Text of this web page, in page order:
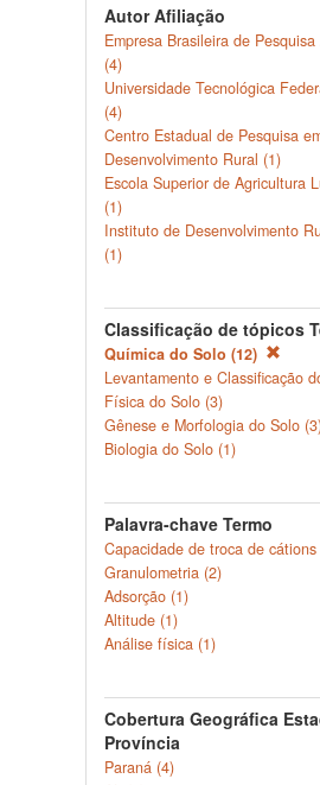
Autor Afiliação
Empresa Brasileira de
(4)
Universidade Tecnológica
(4)
Centro Estadual de Pesquisa
Desenvolvimento Rural (1)
Escola Superior de Agricultura
(1)
Instituto de Desenvolvimento
(1)
Classificação de tópicos
Química do Solo (12)
Levantamento e Classificação
Física do Solo (3)
Gênese e Morfologia do Solo
Biologia do Solo (1)
Palavra-chave Termo
Capacidade de troca de cátions
Granulometria (2)
Adsorção (1)
Altitude (1)
Análise física (1)
Cobertura Geográfica
Província
Paraná (4)